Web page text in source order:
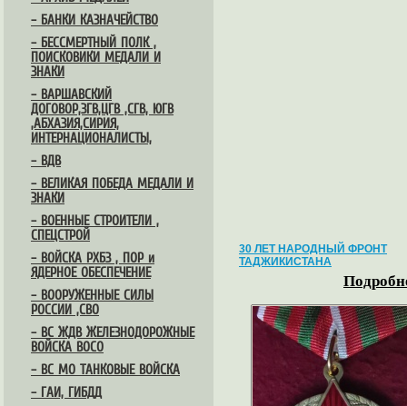
– БАНКИ КАЗНАЧЕЙСТВО
– БЕССМЕРТНЫЙ ПОЛК ,
ПОИСКОВИКИ МЕДАЛИ И
ЗНАКИ
– ВАРШАВСКИЙ
ДОГОВОР,ЗГВ,ЦГВ ,СГВ, ЮГВ
,АБХАЗИЯ,СИРИЯ,
ИНТЕРНАЦИОНАЛИСТЫ,
– ВДВ
– ВЕЛИКАЯ ПОБЕДА МЕДАЛИ И
ЗНАКИ
– ВОЕННЫЕ СТРОИТЕЛИ ,
СПЕЦСТРОЙ
– ВОЙСКА РХБЗ , ПОР и
ЯДЕРНОЕ ОБЕСПЕЧЕНИЕ
– ВООРУЖЕННЫЕ СИЛЫ
РОССИИ ,СВО
– ВС ЖДВ ЖЕЛЕЗНОДОРОЖНЫЕ
ВОЙСКА ВОСО
– ВС МО ТАНКОВЫЕ ВОЙСКА
– ГАИ, ГИБДД
30 ЛЕТ НАРОДНЫЙ ФРОНТ
ТАДЖИКИСТАНА